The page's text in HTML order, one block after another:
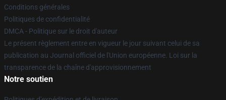
Conditions générales
Politiques de confidentialité
DMCA - Politique sur le droit d'auteur
Le présent règlement entre en vigueur le jour suivant celui de sa
publication au Journal officiel de l'Union européenne. Loi sur la
transparence de la chaîne d'approvisionnement
Notre soutien